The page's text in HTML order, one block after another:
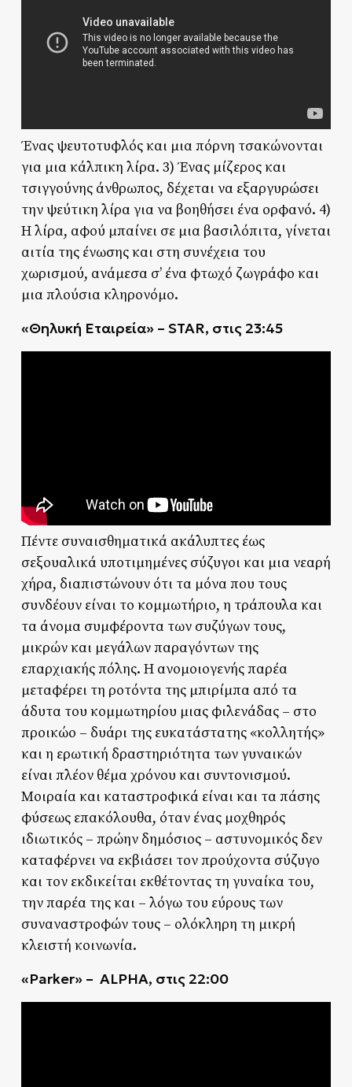
Ένας ψευτοτυφλός και μια πόρνη τσακώνονται
για μια κάλπικη λίρα. 3) Ένας μίζερος και
τσιγγούνης άνθρωπος, δέχεται να εξαργυρώσει
την ψεύτικη λίρα για να βοηθήσει ένα ορφανό. 4)
Η λίρα, αφού μπαίνει σε μια βασιλόπιτα, γίνεται
αιτία της ένωσης και στη συνέχεια του
χωρισμού, ανάμεσα σ’ ένα φτωχό ζωγράφο και
μια πλούσια κληρονόμο.
«Θηλυκή Εταιρεία» – STAR, στις 23:45
Πέντε συναισθηματικά ακάλυπτες έως
σεξουαλικά υποτιμημένες σύζυγοι και μια νεαρή
χήρα, διαπιστώνουν ότι τα μόνα που τους
συνδέουν είναι το κομμωτήριο, η τράπουλα και
τα άνομα συμφέροντα των συζύγων τους,
μικρών και μεγάλων παραγόντων της
επαρχιακής πόλης. Η ανομοιογενής παρέα
μεταφέρει τη ροτόντα της μπιρίμπα από τα
άδυτα του κομμωτηρίου μιας φιλενάδας – στο
προικώο – δυάρι της ευκατάστατης «κολλητής»
και η ερωτική δραστηριότητα των γυναικών
είναι πλέον θέμα χρόνου και συντονισμού.
Μοιραία και καταστροφικά είναι και τα πάσης
φύσεως επακόλουθα, όταν ένας μοχθηρός
ιδιωτικός – πρώην δημόσιος – αστυνομικός δεν
καταφέρνει να εκβιάσει τον προύχοντα σύζυγο
και τον εκδικείται εκθέτοντας τη γυναίκα του,
την παρέα της και – λόγω του εύρους των
συναναστροφών τους – ολόκληρη τη μικρή
κλειστή κοινωνία.
«Parker» – ALPHA, στις 22:00